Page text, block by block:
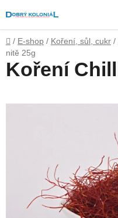
na
obsah
Domů
/ E-shop / Koření, sůl, cukr /
nitě 25g
Koření